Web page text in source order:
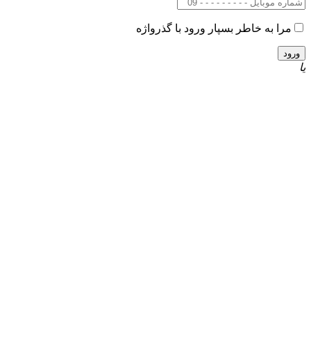
مرا به خاطر بسپار ورود با گذرواژه
یا